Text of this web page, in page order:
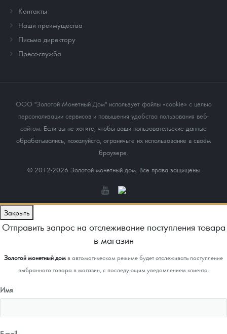
Контакты
Наши преимущества
Письмо директору
Пресс-служба
ООО "Золотой Монетный Дом" использует файлы «cookie» с целью
персонализации сервисов и повышения удобства пользования веб-
сайтом. Если вы не хотите, чтобы ваши пользовательские данные
обрабатывались, пожалуйста, ограничьте их использование в своём
браузере.
© 2012-2026 Золотой монетный дом. Все права защищены
Закрыть
Отправить запрос на отслеживание поступления товара
в магазин
Золотой монетный домв автоматическом режиме будет отслеживать поступление
выбранного товара в магазин, с последующим уведомлением клиента.
Имя